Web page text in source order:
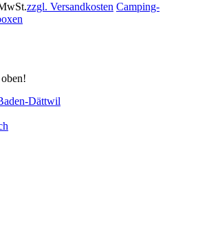
zzgl. Versandkosten Camping-
Dättwil